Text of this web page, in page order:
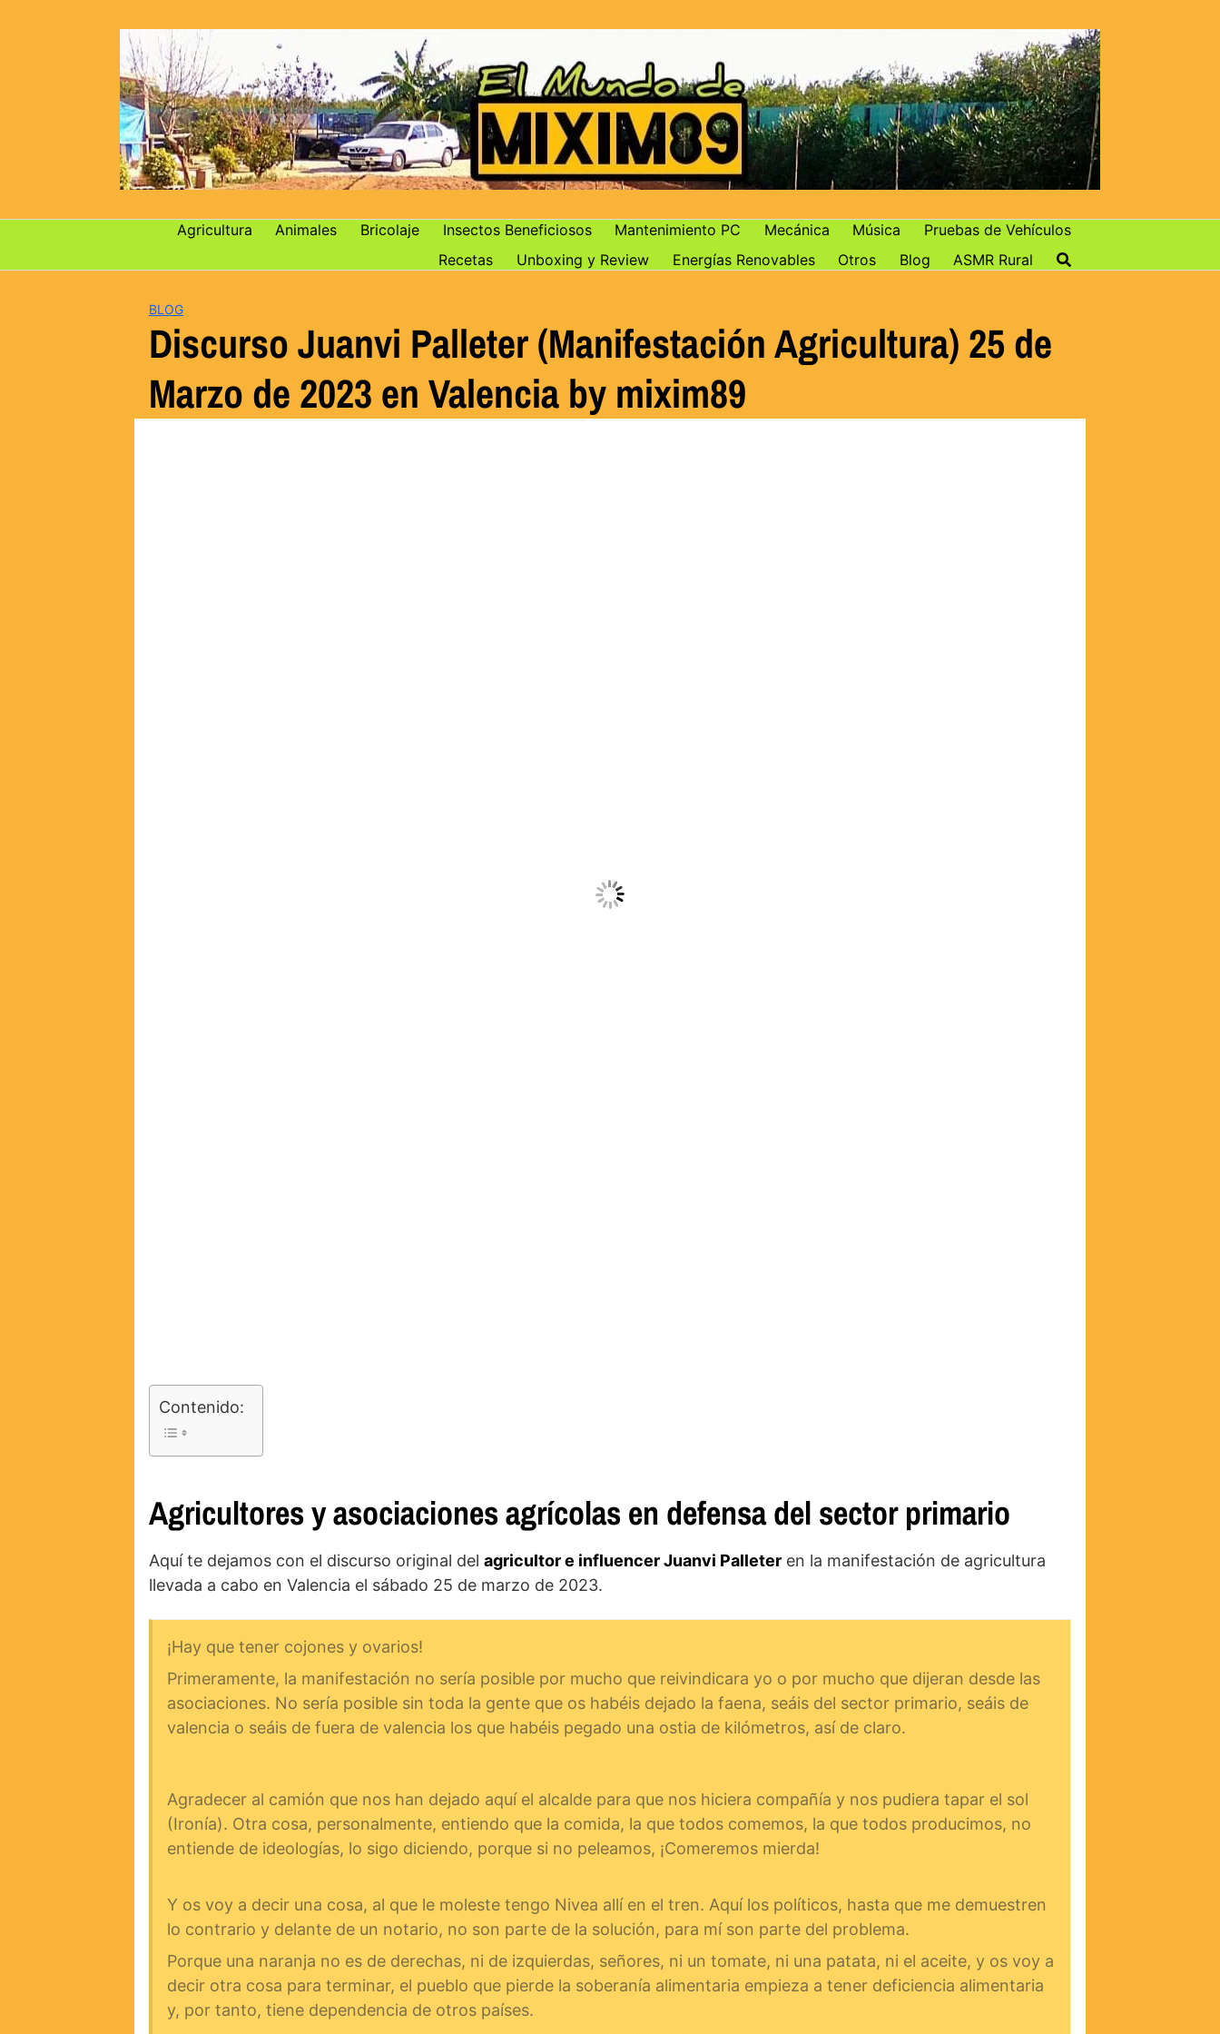
Agricultura Animales Bricolaje Insectos Beneficiosos Mantenimiento PC Mecánica Música
Pruebas de Vehículos
Recetas
Unboxing y Review Energías Renovables Otros Blog ASMR Rural
BLOG
Discurso Juanvi Palleter (Manifestación Agricultura) 25 de
Marzo de 2023 en Valencia by mixim89
Contenido:
Agricultores y asociaciones agrícolas en defensa del sector primario
Aquí te dejamos con el discurso original del agricultor e influencer Juanvi Palleter en la manifestación de agricultura
llevada a cabo en Valencia el sábado 25 de marzo de 2023.
¡Hay que tener cojones y ovarios!
Primeramente, la manifestación no sería posible por mucho que reivindicara yo o por mucho que dijeran desde las
asociaciones. No sería posible sin toda la gente que os habéis dejado la faena, seáis del sector primario, seáis de
valencia o seáis de fuera de valencia los que habéis pegado una ostia de kilómetros, así de claro.
Agradecer al camión que nos han dejado aquí el alcalde para que nos hiciera compañía y nos pudiera tapar el sol
(Ironía). Otra cosa, personalmente, entiendo que la comida, la que todos comemos, la que todos producimos, no
entiende de ideologías, lo sigo diciendo, porque si no peleamos, ¡Comeremos mierda!
Y os voy a decir una cosa, al que le moleste tengo Nivea allí en el tren. Aquí los políticos, hasta que me demuestren
lo contrario y delante de un notario, no son parte de la solución, para mí son parte del problema.
Porque una naranja no es de derechas, ni de izquierdas, señores, ni un tomate, ni una patata, ni el aceite, y os voy a
decir otra cosa para terminar, el pueblo que pierde la soberanía alimentaria empieza a tener deficiencia alimentaria
y, por tanto, tiene dependencia de otros países.